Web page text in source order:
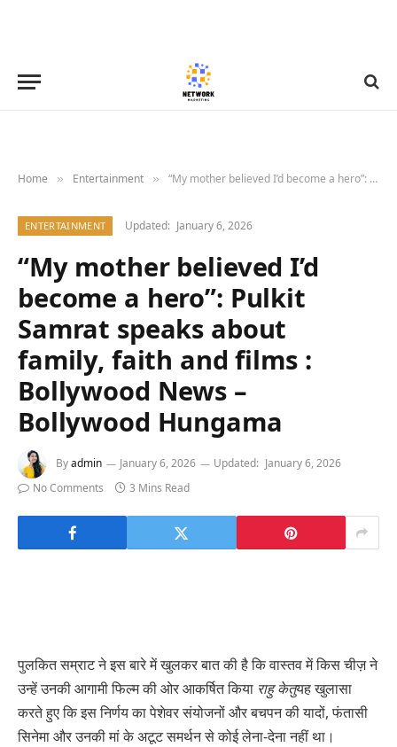
Home » Entertainment » “My mother believed I’d become a hero”: Pulkit Samrat speaks about family, faith and films : Bollywood News – Bollywood Hungama
ENTERTAINMENT Updated: January 6, 2026
“My mother believed I’d
become a hero”: Pulkit
Samrat speaks about
family, faith and films :
Bollywood News –
Bollywood Hungama
Byadmin January 6, 2026 Updated: January 6, 2026
No Comments
3 Mins Read
पुलकित सम्राट ने इस बारे में खुलकर बात की है कि वास्तव में किस चीज़ ने
उन्हें उनकी आगामी फिल्म की ओर आकर्षित किया राहु केतुयह खुलासा
करते हुए कि इस निर्णय का पेशेवर संयोजनों और बचपन की यादों, फंतासी
सिनेमा और उनकी मां के अटूट समर्थन से कोई लेना-देना नहीं था।